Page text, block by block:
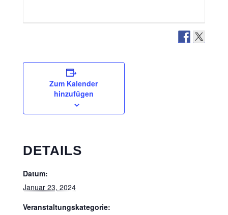
Zum Kalender
hinzufügen
DETAILS
Datum:
Januar 23, 2024
Veranstaltungskategorie: